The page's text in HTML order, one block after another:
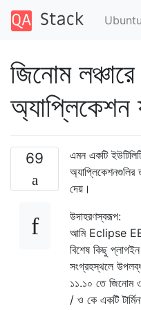
Ubuntu
জিনোম
অ্যাপ্লিকেশন
69
এমন একটি
দেয়।
উদাহরণস্বরূপ:
আমি Eclipse EE
বিশেষ কিছু
সংগ্রহস্থলে
১১.১০ তে জিনোম
/ ও কে একটি